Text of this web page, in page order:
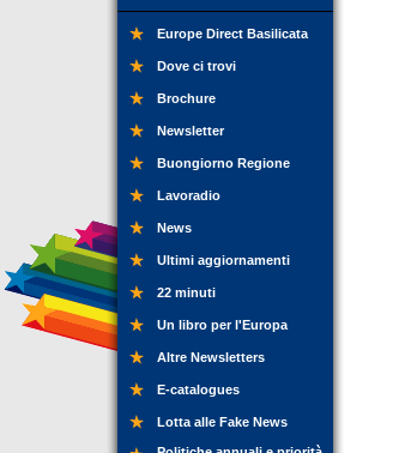
Europe Direct Basilicata
Dove ci trovi
Brochure
Newsletter
Buongiorno Regione
Lavoradio
News
Ultimi aggiornamenti
22 minuti
Un libro per l'Europa
Altre Newsletters
E-catalogues
Lotta alle Fake News